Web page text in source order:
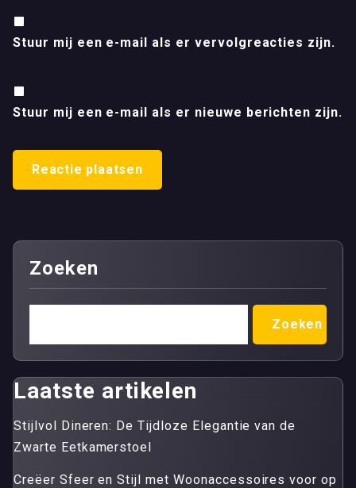
Stuur mij een e-mail als er vervolgreacties zijn.
Stuur mij een e-mail als er nieuwe berichten zijn.
Zoeken
Zoeken
Laatste artikelen
Stijlvol Dineren: De Tijdloze Elegantie van de
Zwarte Eetkamerstoel
Creëer Sfeer en Stijl met Woonaccessoires voor op